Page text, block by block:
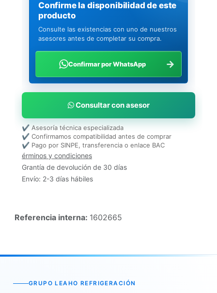
Confirme la disponibilidad de este
producto
Consulte las existencias con uno de nuestros
asesores antes de completar su compra.
Confirmar por WhatsApp →
Consultar con asesor
✔ Asesoría técnica especializada
✔ Confirmamos compatibilidad antes de comprar
✔ Pago por SINPE, transferencia o enlace BAC
érminos y condiciones
Grantía de devolución de 30 días
Envío: 2-3 días hábiles
Referencia interna: 1602665
GRUPO LEAHO REFRIGERACIÓN